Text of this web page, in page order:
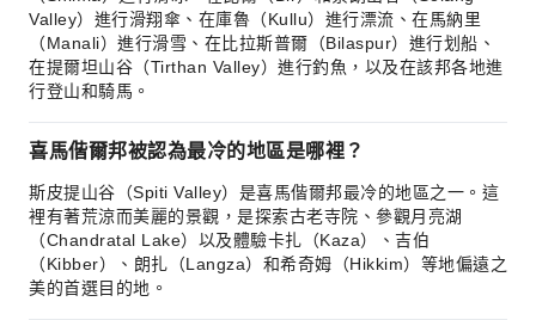
Valley）進行滑翔傘、在庫魯（Kullu）進行漂流、在馬納里
（Manali）進行滑雪、在比拉斯普爾（Bilaspur）進行划船、
在提爾坦山谷（Tirthan Valley）進行釣魚，以及在該邦各地進
行登山和騎馬。
喜馬偕爾邦被認為最冷的地區是哪裡？
斯皮提山谷（Spiti Valley）是喜馬偕爾邦最冷的地區之一。這
裡有著荒涼而美麗的景觀，是探索古老寺院、參觀月亮湖
（Chandratal Lake）以及體驗卡扎（Kaza）、吉伯
（Kibber）、朗扎（Langza）和希奇姆（Hikkim）等地偏遠之
美的首選目的地。